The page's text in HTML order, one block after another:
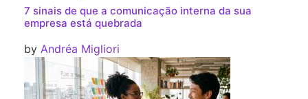
7 sinais de que a comunicação interna da sua
empresa está quebrada
by Andréa Migliori